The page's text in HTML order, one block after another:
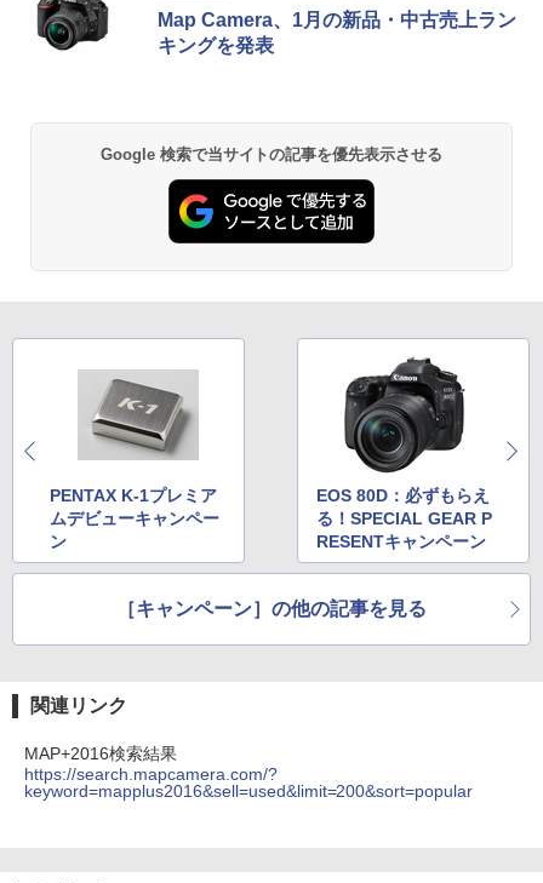
Map Camera、1月の新品・中古売上ラン
キングを発表
Google 検索で当サイトの記事を優先表示させる
PENTAX K-1プレミア
ムデビューキャンペー
ン
EOS 80D：必ずもらえ
る！SPECIAL GEAR P
RESENTキャンペーン
［キャンペーン］の他の記事を見る
関連リンク
MAP+2016検索結果
https://search.mapcamera.com/?
keyword=mapplus2016&sell=used&limit=200&sort=popular